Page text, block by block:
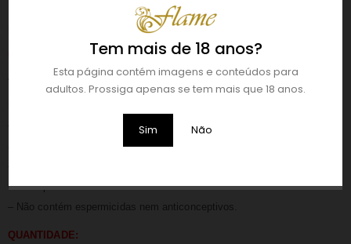
Tem mais de 18 anos?
Esta página contém imagens e conteúdos para
adultos. Prossiga apenas se tem mais que 18 anos.
Sim Não
Não contém Lidocaína nem Benzocaína. Apto para usar com
USO RECOMENDADO:
Apenas são necessárias algumas pulverizações para uma aplicação.
– Antes de usar pela primeira vez, aplicar uma pequena quantidade no
antebraço. Se ocorrer uma reação alérgica, interrompa a utilização.
– Não aplicar em feridas abertas.
– Não contém espermicidas nem anticonceptivos.
QUANTIDADE: